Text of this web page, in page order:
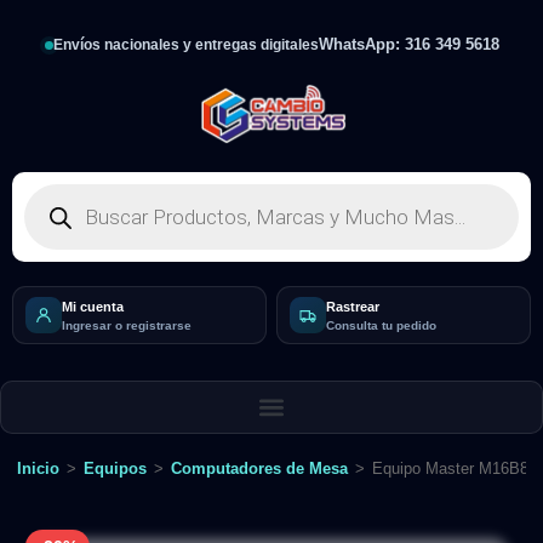
Envíos nacionales y entregas digitalesWhatsApp: 316 349 5618
Mi cuenta
Ingresar o registrarse
Rastrear
Consulta tu pedido
Inicio > Equipos > Computadores de Mesa > Equipo Master